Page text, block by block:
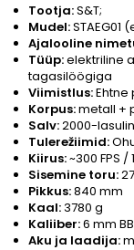
Tootja:S&T;
Mudel:
Ajalooline
Tüüp:elektriline
tagasilöögiga
Viimistlus:Ehtne
Korpus:metall +
Salv:2000-
Tulerežiimid:
Kiirus:~300 FPS /
Sisemine toru:
Pikkus:840 mm
Kaal:3780 g
Kaliiber:6 mm BB
Aku ja laadija: